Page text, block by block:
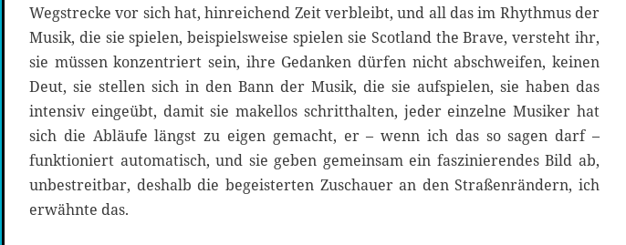
Wegstrecke vor sich hat, hinreichend Zeit verbleibt, und all das im Rhythmus der
Musik, die sie spielen, beispielsweise spielen sie Scotland the Brave, versteht ihr,
sie müssen konzentriert sein, ihre Gedanken dürfen nicht abschweifen, keinen
Deut, sie stellen sich in den Bann der Musik, die sie aufspielen, sie haben das
intensiv eingeübt, damit sie makellos schritthalten, jeder einzelne Musiker hat
sich die Abläufe längst zu eigen gemacht, er – wenn ich das so sagen darf –
funktioniert automatisch, und sie geben gemeinsam ein faszinierendes Bild ab,
unbestreitbar, deshalb die begeisterten Zuschauer an den Straßenrändern, ich
erwähnte das.